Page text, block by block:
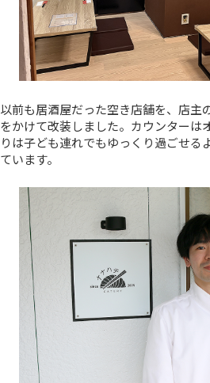
以前も居酒屋だった空き店舗を、店主
をかけて改装しました。カウンターは
りは子ども連れでもゆっくり過ごせる
ています。